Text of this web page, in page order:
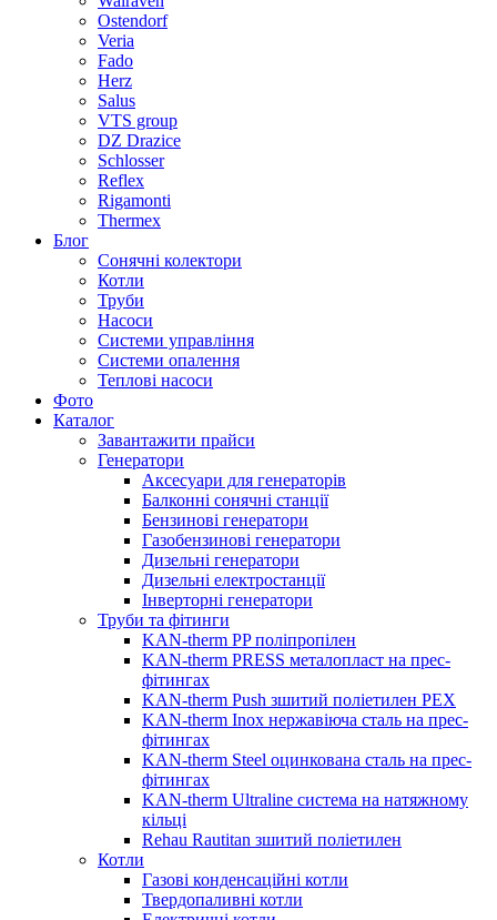
Ostendorf
Veria
Fado
Herz
Salus
VTS group
DZ Drazice
Schlosser
Reflex
Rigamonti
Thermex
Блог
Сонячні колектори
Котли
Труби
Насоси
Системи управління
Системи опалення
Теплові насоси
Фото
Каталог
Завантажити прайси
Генератори
Аксесуари для генераторів
Балконні сонячні станції
Бензинові генератори
Газобензинові генератори
Дизельні генератори
Дизельні електростанції
Інверторні генератори
Труби та фітинги
KAN-therm PP поліпропілен
KAN-therm PRESS металопласт на прес-
фітингах
KAN-therm Push зшитий поліетилен PEX
KAN-therm Inox нержавіюча сталь на прес-
фітингах
KAN-therm Steel оцинкована сталь на прес-
фітингах
KAN-therm Ultraline система на натяжному
кільці
Rehau Rautitan зшитий поліетилен
Котли
Газові конденсаційні котли
Твердопаливні котли